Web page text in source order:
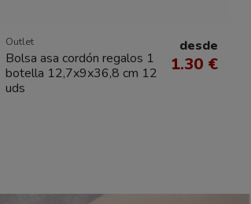
Outlet
Bolsa asa cordón regalos 1
botella 12,7x9x36,8 cm 12
uds
desde
1.30 €